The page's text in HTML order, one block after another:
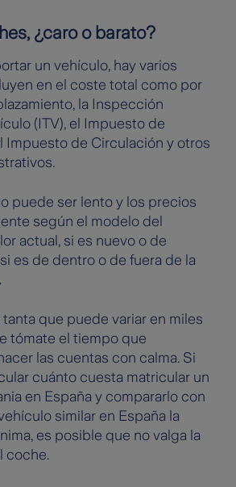
¿caro o barato?
un vehículo, hay varios
en el coste total como por
la Inspección
(ITV), el Impuesto de
Impuesto de Circulación y otros
puede ser lento y los precios
según el modelo del
actual, si es nuevo o de
es de dentro o de fuera de la
que puede variar en miles
tómate el tiempo que
las cuentas con calma. Si
cuánto cuesta matricular un
en España y compararlo con
similar en España la
es posible que no valga la
coche.